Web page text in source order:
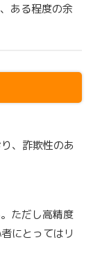
ある程度の余
、詐欺性のあ
ただし高精度
にとってはリ